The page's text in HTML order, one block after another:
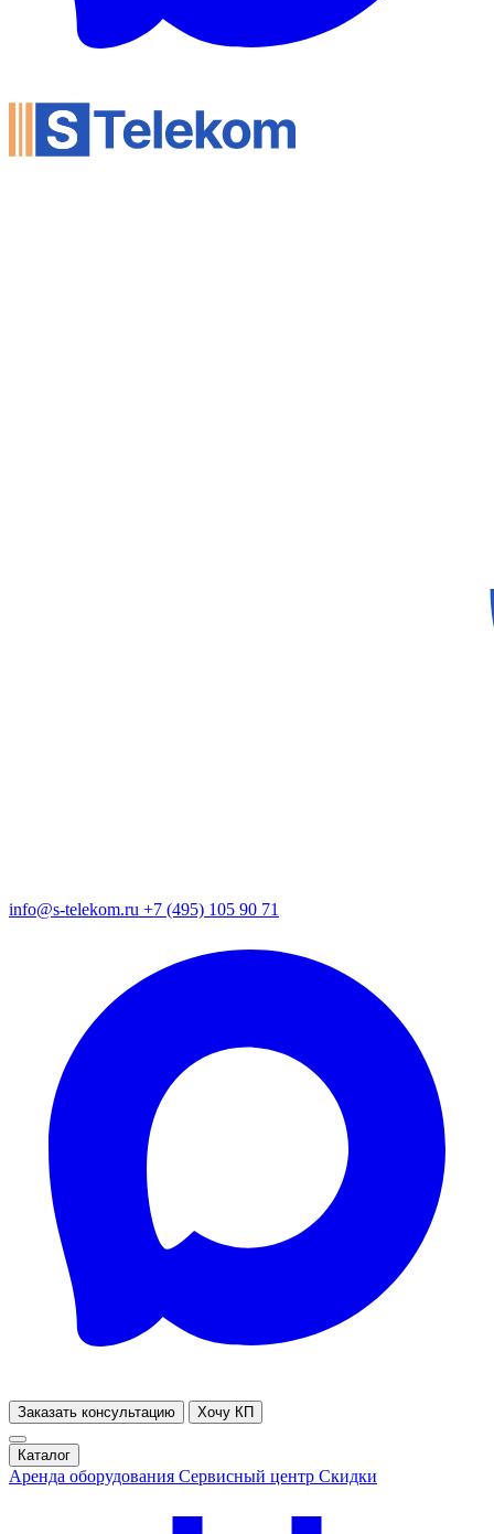
info@s-telekom.ru +7 (495) 105 90 71
Заказать консультацию Хочу КП
Каталог
Аренда оборудования Сервисный центр Скидки